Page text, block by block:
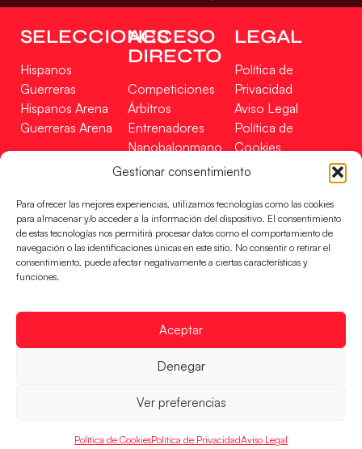
Gestionar consentimiento
Para ofrecer las mejores experiencias, utilizamos tecnologías como las cookies
para almacenar y/o acceder a la información del dispositivo. El consentimiento
de estas tecnologías nos permitirá procesar datos como el comportamiento de
navegación o las identificaciones únicas en este sitio. No consentir o retirar el
consentimiento, puede afectar negativamente a ciertas características y
funciones.
Aceptar
Denegar
Ver preferencias
Política de CookiesPolítica de PrivacidadAviso Legal
SELECCIONES
Hispanos
Guerreras
Hispanos Arena
Guerreras Arena
ACCESO
DIRECTO
Competiciones
Árbitros
Entrenadores
Nanobalonmano
Tienda
LEGAL
Política de
Privacidad
Aviso Legal
Política de
Cookies
Mapa Web
Incidencias
CONTACTO
EN
FINANCIADO
RFEBM © 2024. Todos los derechos reservados –
Desarrollado por